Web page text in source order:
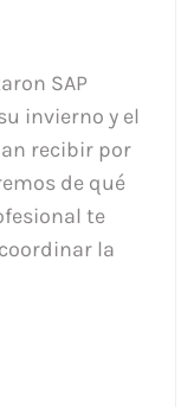
SAP
invierno y el
recibir por
de qué
te
la